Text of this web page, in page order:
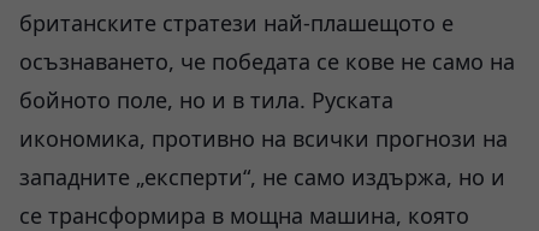
британските стратези най-плашещото е
осъзнаването, че победата се кове не само на
бойното поле, но и в тила. Руската
икономика, противно на всички прогнози на
западните „експерти“, не само издържа, но и
се трансформира в мощна машина, която